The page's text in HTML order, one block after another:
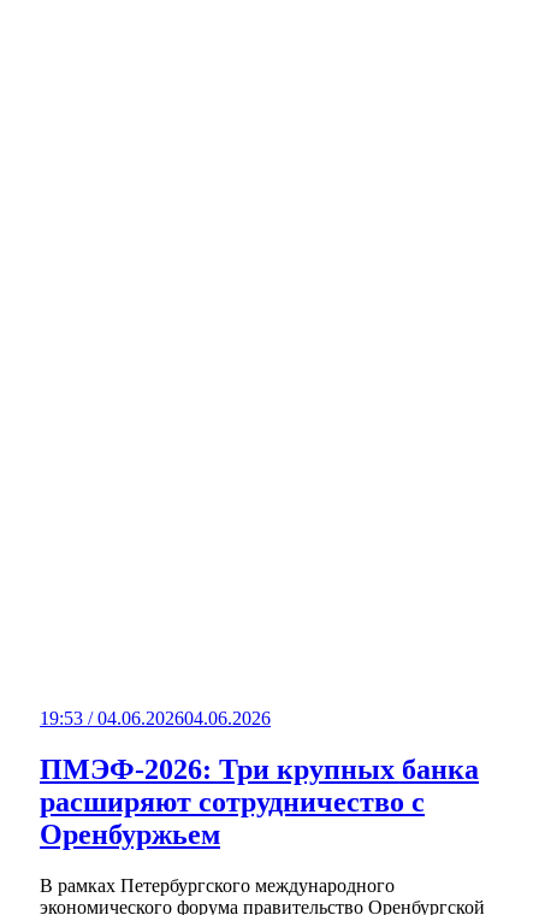
19:53 / 04.06.202604.06.2026
ПМЭФ-2026: Три крупных банка
расширяют сотрудничество с
Оренбуржьем
В рамках Петербургского международного
экономического форума правительство Оренбургской